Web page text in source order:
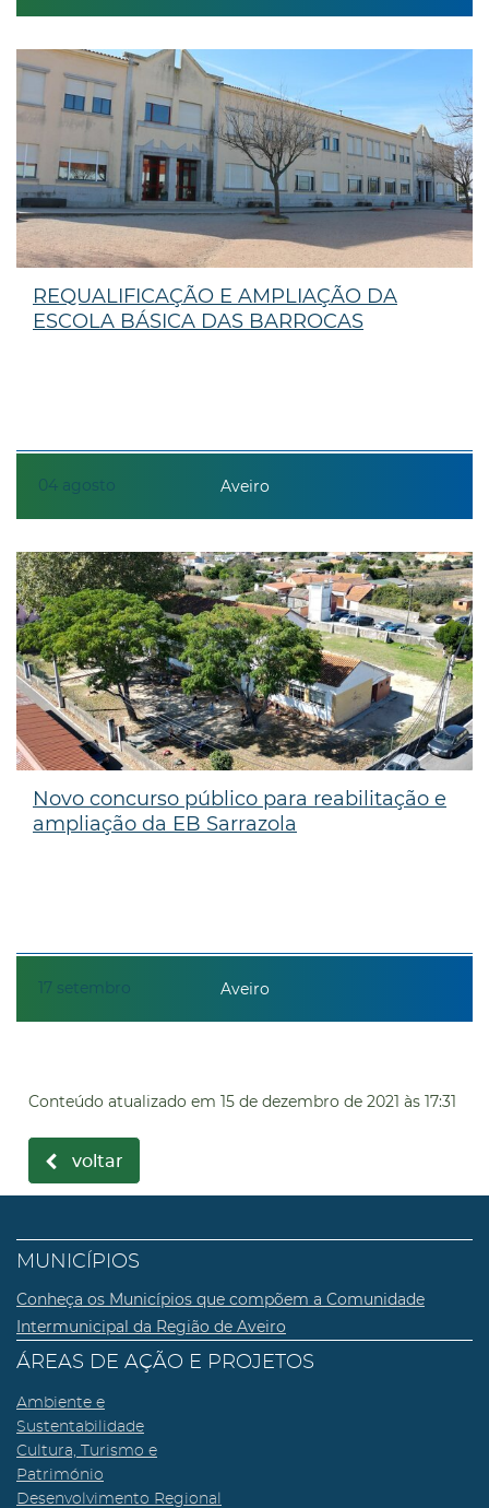
04 agosto
REQUALIFICAÇÃO E AMPLIAÇÃO DA
ESCOLA BÁSICA DAS BARROCAS
Aveiro
17 setembro
Novo concurso público para reabilitação e
ampliação da EB Sarrazola
Aveiro
Conteúdo atualizado em 15 de dezembro de 2021 às 17:31
voltar
MUNICÍPIOS
Conheça os Municípios que compõem a Comunidade
Intermunicipal da Região de Aveiro
ÁREAS DE AÇÃO E PROJETOS
Ambiente e
Sustentabilidade
Cultura, Turismo e
Património
Desenvolvimento Regional